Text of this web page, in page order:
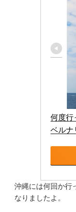
何度行
ベルナ
沖縄には何回か行
なりましたよ。